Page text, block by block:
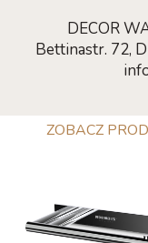
DECOR
Bettinastr. 72,
ZOBACZ